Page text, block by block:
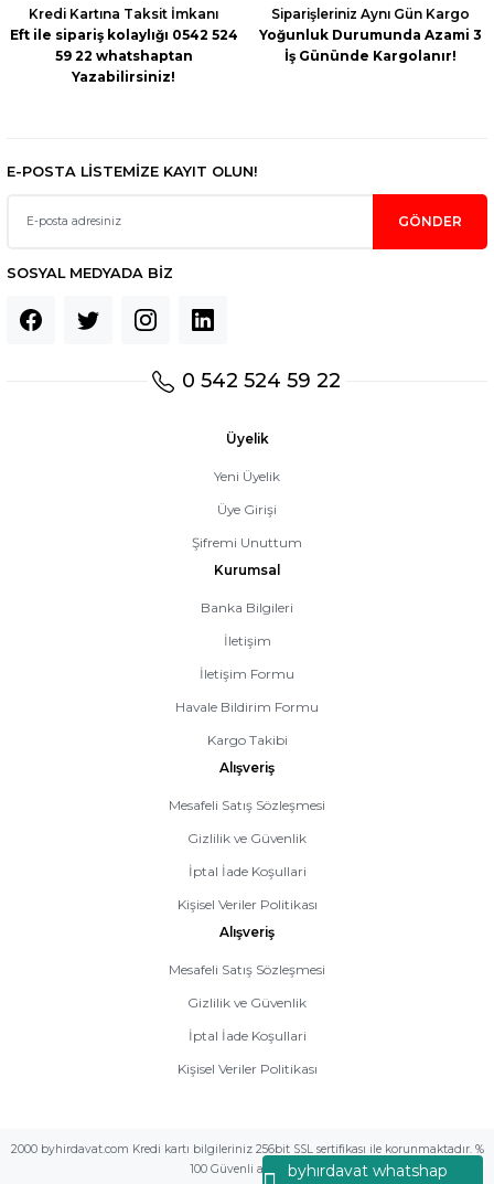
byhırdavat whatshap
Kredi Kartına Taksit İmkanı
Eft ile sipariş kolaylığı 0542 524
59 22 whatshaptan
Yazabilirsiniz!
Siparişleriniz Aynı Gün Kargo
Yoğunluk Durumunda Azami 3
İş Gününde Kargolanır!
E-POSTA LİSTEMİZE KAYIT OLUN!
GÖNDER
SOSYAL MEDYADA BİZ
0 542 524 59 22
Üyelik
Yeni Üyelik
Üye Girişi
Şifremi Unuttum
Kurumsal
Banka Bilgileri
İletişim
İletişim Formu
Havale Bildirim Formu
Kargo Takibi
Alışveriş
Mesafeli Satış Sözleşmesi
Gizlilik ve Güvenlik
İptal İade Koşullari
Kişisel Veriler Politikası
Alışveriş
Mesafeli Satış Sözleşmesi
Gizlilik ve Güvenlik
İptal İade Koşullari
Kişisel Veriler Politikası
2000 byhirdavat.com Kredi kartı bilgileriniz 256bit SSL sertifikası ile korunmaktadır. %
100 Güvenli alış veriş